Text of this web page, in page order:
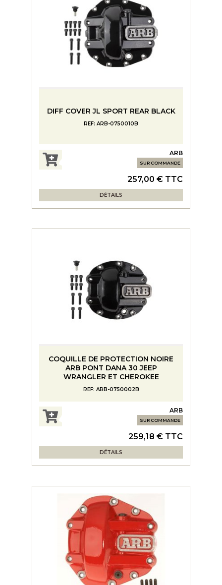
DIFF COVER JL SPORT REAR BLACK
REF: ARB-0750010B
ARB
SUR COMMANDE
257,00 € TTC
DÉTAILS
COQUILLE DE PROTECTION NOIRE
ARB PONT DANA 30 JEEP
WRANGLER ET CHEROKEE
REF: ARB-0750002B
ARB
SUR COMMANDE
259,18 € TTC
DÉTAILS